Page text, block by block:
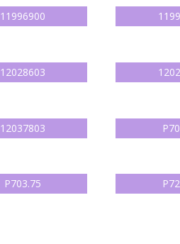
11996900
12028603
12037803
P703.75